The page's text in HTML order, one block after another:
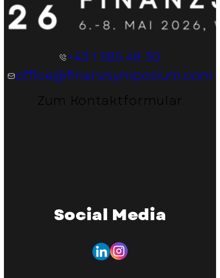
+43 1 585 48 30
office@finanzsymposium.com
Zum Kontaktformular
Social Media